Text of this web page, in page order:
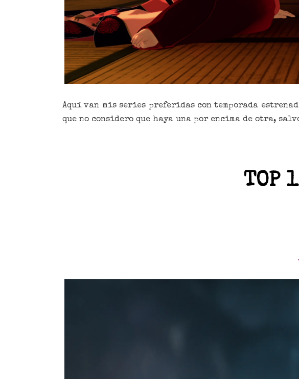
Aquí van mis series preferidas con temporada
que no considero que haya una por encima de otra,
TOP